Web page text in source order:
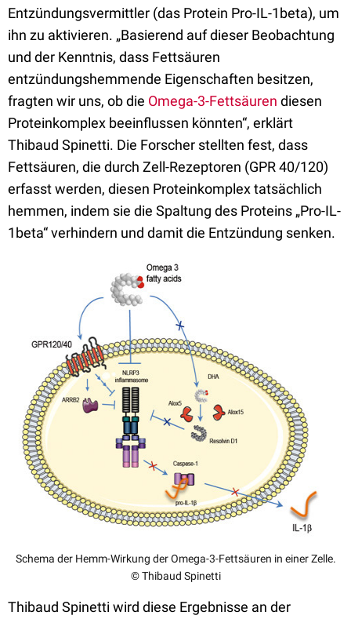
Entzündungsvermittler (das Protein Pro-IL-1beta), um
ihn zu aktivieren. „Basierend auf dieser Beobachtung
und der Kenntnis, dass Fettsäuren
entzündungshemmende Eigenschaften besitzen,
fragten wir uns, ob die Omega-3-Fettsäuren diesen
Proteinkomplex beeinflussen könnten“, erklärt
Thibaud Spinetti. Die Forscher stellten fest, dass
Fettsäuren, die durch Zell-Rezeptoren (GPR 40/120)
erfasst werden, diesen Proteinkomplex tatsächlich
hemmen, indem sie die Spaltung des Proteins „Pro-IL-
1beta“ verhindern und damit die Entzündung senken.
Schema der Hemm-Wirkung der Omega-3-Fettsäuren in einer Zelle.
© Thibaud Spinetti
Thibaud Spinetti wird diese Ergebnisse an der